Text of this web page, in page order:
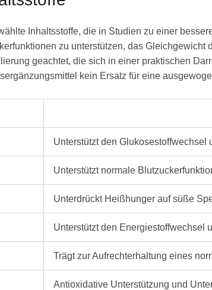
Inhaltsstoffe, die in Studien zu einer
zu unterstützen, das
geachtet, die sich in einer praktischen
kein Ersatz für eine
Unterstützt den Glukosestoffwechsel
Unterstützt normale
Unterdrückt Heißhunger auf süße
Unterstützt den Energiestoffwechsel
Trägt zur Aufrechterhaltung eines
Antioxidative Unterstützung und